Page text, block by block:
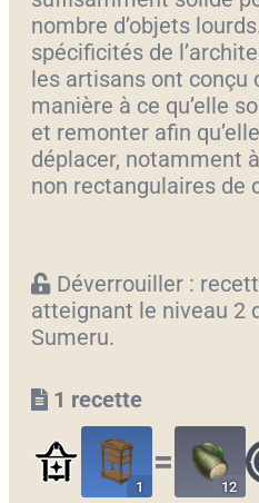
nombre d’objets
spécificités de
les artisans ont conçu
manière à ce qu’elle
et remonter afin
déplacer, notamment
non rectangulaires de
Déverrouiller :
atteignant le niveau 2
Sumeru.
1 recette
1
〓
12